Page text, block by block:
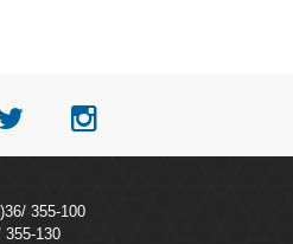
355-100
355-130